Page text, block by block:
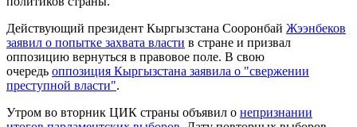
Действующий президент Кыргызстана Сооронбай Жээнбеков
заявил о попытке захвата власти в стране и призвал
оппозицию вернуться в правовое поле. В свою
очередь оппозиция Кыргызстана заявила о "свержении
преступной власти".
Утром во вторник ЦИК страны объявил о непризнании